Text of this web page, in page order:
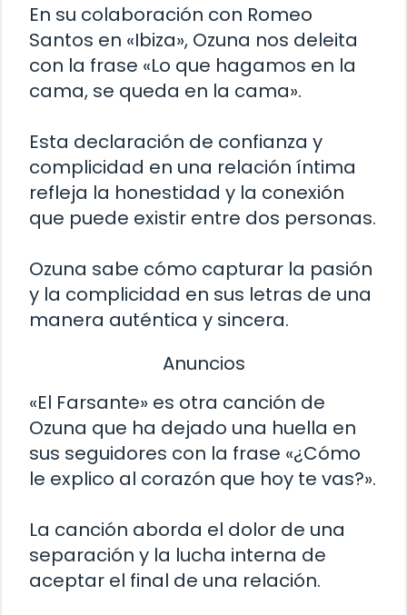
En su colaboración con Romeo
Santos en «Ibiza», Ozuna nos deleita
con la frase «Lo que hagamos en la
cama, se queda en la cama».
Esta declaración de confianza y
complicidad en una relación íntima
refleja la honestidad y la conexión
que puede existir entre dos personas.
Ozuna sabe cómo capturar la pasión
y la complicidad en sus letras de una
manera auténtica y sincera.
Anuncios
«El Farsante» es otra canción de
Ozuna que ha dejado una huella en
sus seguidores con la frase «¿Cómo
le explico al corazón que hoy te vas?».
La canción aborda el dolor de una
separación y la lucha interna de
aceptar el final de una relación.